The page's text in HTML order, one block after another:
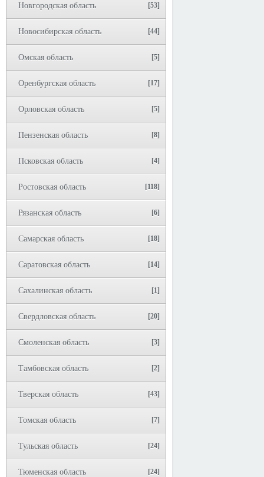
Новгородская область [53]
Новосибирская область [44]
Омская область [5]
Оренбургская область [17]
Орловская область [5]
Пензенская область [8]
Псковская область [4]
Ростовская область [118]
Рязанская область [6]
Самарская область [18]
Саратовская область [14]
Сахалинская область [1]
Свердловская область [20]
Смоленская область [3]
Тамбовская область [2]
Тверская область [43]
Томская область [7]
Тульская область [24]
Тюменская область [24]